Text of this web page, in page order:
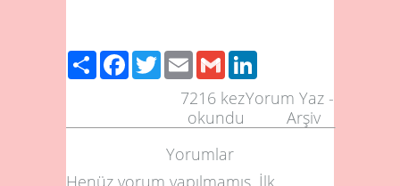
ShareFacebook
TwitterEmailGmail
Yorum Yaz -
Arşiv
7216 kez
okundu
Yorumlar
Henüz yorum yapılmamış. İlk